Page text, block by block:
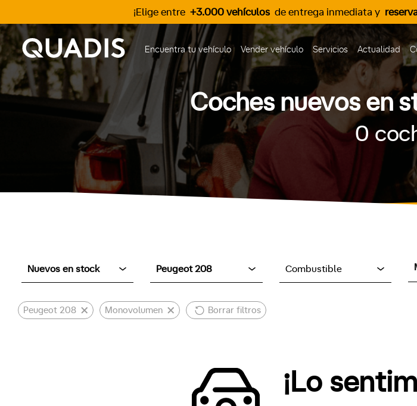
¡Elige entre +3.000 vehículos de entrega inmediata y
Encuentra tu vehículo Vender vehículo Servicios Actualidad
Coches nuevos en
0
Nuevos en stock Peugeot 208 Combustible
Peugeot 208 Monovolumen Borrar filtros
¡Lo